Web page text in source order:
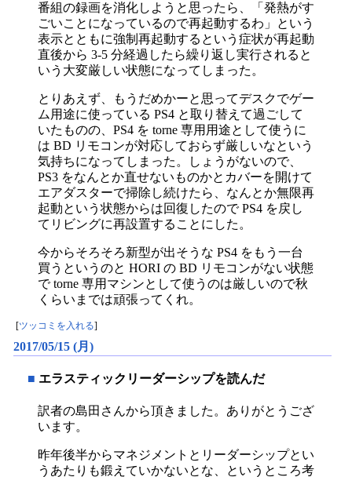
番組の録画を消化しようと思ったら、「発熱がす
ごいことになっているので再起動するわ」という
表示とともに強制再起動するという症状が再起動
直後から 3-5 分経過したら繰り返し実行されると
いう大変厳しい状態になってしまった。
とりあえず、もうだめかーと思ってデスクでゲー
ム用途に使っている PS4 と取り替えて過ごして
いたものの、PS4 を torne 専用用途として使うに
は BD リモコンが対応しておらず厳しいなという
気持ちになってしまった。しょうがないので、
PS3 をなんとか直せないものかとカバーを開けて
エアダスターで掃除し続けたら、なんとか無限再
起動という状態からは回復したので PS4 を戻し
てリビングに再設置することにした。
今からそろそろ新型が出そうな PS4 をもう一台
買うというのと HORI の BD リモコンがない状態
で torne 専用マシンとして使うのは厳しいので秋
くらいまでは頑張ってくれ。
ツッコミを入れる
2017/05/15 (月)
■ エラスティックリーダーシップを読んだ
訳者の島田さんから頂きました。ありがとうござ
います。
昨年後半からマネジメントとリーダーシップとい
うあたりも鍛えていかないとな、というところ考